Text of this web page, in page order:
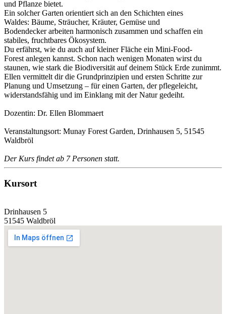
und Pflanze bietet.
Ein solcher Garten orientiert sich an den Schichten eines
Waldes: Bäume, Sträucher, Kräuter, Gemüse und
Bodendecker arbeiten harmonisch zusammen und schaffen ein
stabiles, fruchtbares Ökosystem.
Du erfährst, wie du auch auf kleiner Fläche ein Mini-Food-
Forest anlegen kannst. Schon nach wenigen Monaten wirst du
staunen, wie stark die Biodiversität auf deinem Stück Erde zunimmt.
Ellen vermittelt dir die Grundprinzipien und ersten Schritte zur
Planung und Umsetzung – für einen Garten, der pflegeleicht,
widerstandsfähig und im Einklang mit der Natur gedeiht.
Dozentin: Dr. Ellen Blommaert
Veranstaltungsort: Munay Forest Garden, Drinhausen 5, 51545
Waldbröl
Der Kurs findet ab 7 Personen statt.
Kursort
Drinhausen 5
51545 Waldbröl